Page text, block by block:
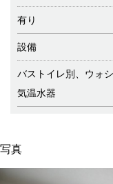
有り
設備
バストイレ別、ウォ
気温水器
写真